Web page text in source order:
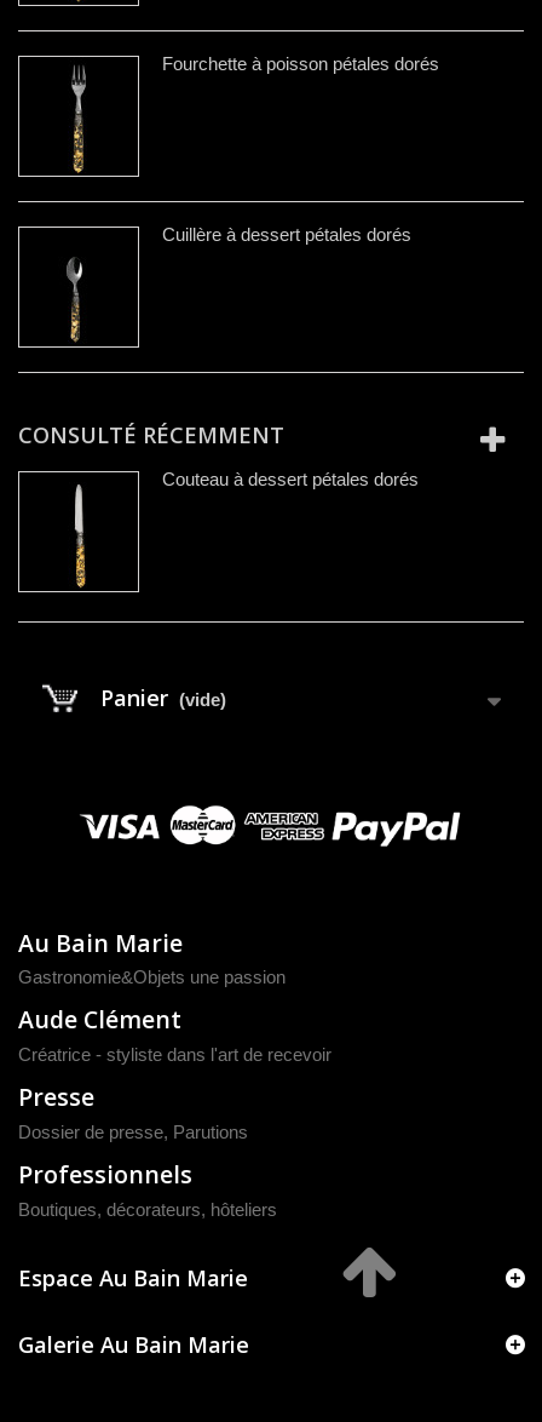
Fourchette à poisson pétales dorés
Cuillère à dessert pétales dorés
CONSULTÉ RÉCEMMENT
Couteau à dessert pétales dorés
Panier (vide)
Au Bain Marie
Gastronomie&Objets une passion
Aude Clément
Créatrice - styliste dans l'art de recevoir
Presse
Dossier de presse, Parutions
Professionnels
Boutiques, décorateurs, hôteliers
Espace Au Bain Marie
Galerie Au Bain Marie